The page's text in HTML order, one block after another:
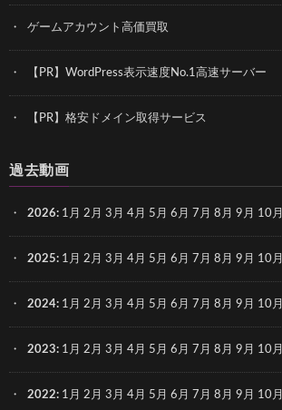
ゲームアカウント高価買取
【PR】WordPress表示速度No.1高速サーバー
【PR】格安ドメイン取得サービス
過去動画
2026: 1月 2月 3月 4月 5月 6月 7月 8月 9月 10月
2025: 1月 2月 3月 4月 5月 6月 7月 8月 9月 10月
2024: 1月 2月 3月 4月 5月 6月 7月 8月 9月 10月
2023: 1月 2月 3月 4月 5月 6月 7月 8月 9月 10月
2022: 1月 2月 3月 4月 5月 6月 7月 8月 9月 10月